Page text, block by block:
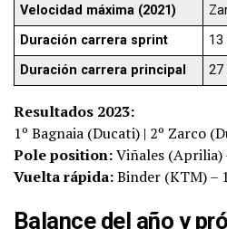
Velocidad máxima (2021)
Duración carrera sprint
13
Duración carrera principal
27
Resultados 2023:
1º Bagnaia (Ducati) | 2º Zarco
Pole position:Viñales (Aprilia)
Vuelta rápida:Binder (KTM) –
Balance del año y